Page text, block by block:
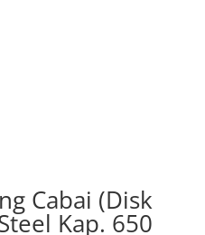
Cabai (Disk
Kap. 650